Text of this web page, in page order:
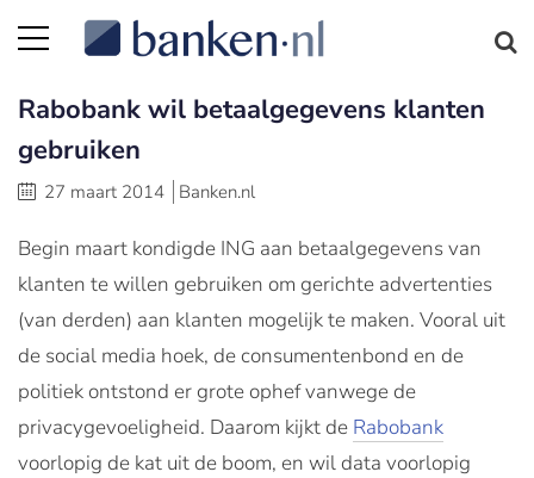
Rabobank wil betaalgegevens klanten
gebruiken
27 maart 2014 Banken.nl
Begin maart kondigde ING aan betaalgegevens van
klanten te willen gebruiken om gerichte advertenties
(van derden) aan klanten mogelijk te maken. Vooral uit
de social media hoek, de consumentenbond en de
politiek ontstond er grote ophef vanwege de
privacygevoeligheid. Daarom kijkt de Rabobank
voorlopig de kat uit de boom, en wil data voorlopig